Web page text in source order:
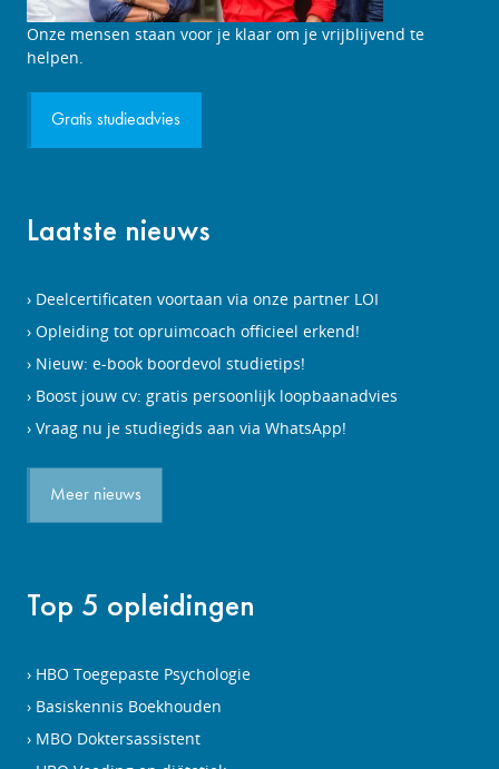
Studieadviesgesprek
aanvragen
Onze mensen staan voor je klaar om je vrijblijvend te
helpen.
Gratis studieadvies
Laatste nieuws
Deelcertificaten voortaan via onze partner LOI
Opleiding tot opruimcoach officieel erkend!
Nieuw: e-book boordevol studietips!
Boost jouw cv: gratis persoonlijk loopbaanadvies
Vraag nu je studiegids aan via WhatsApp!
Meer nieuws
Top 5 opleidingen
HBO Toegepaste Psychologie
Basiskennis Boekhouden
MBO Doktersassistent